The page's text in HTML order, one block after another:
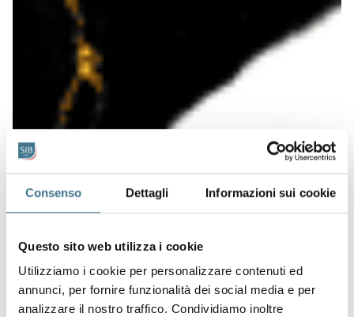
Consenso Dettagli Informazioni sui cookie
Questo sito web utilizza i cookie
Utilizziamo i cookie per personalizzare contenuti ed
annunci, per fornire funzionalità dei social media e per
analizzare il nostro traffico. Condividiamo inoltre